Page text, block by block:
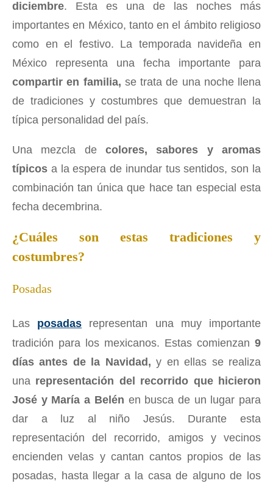
diciembre. Esta es una de las noches más
importantes en México, tanto en el ámbito religioso
como en el festivo. La temporada navideña en
México representa una fecha importante para
compartir en familia, se trata de una noche llena
de tradiciones y costumbres que demuestran la
típica personalidad del país.
Una mezcla de colores, sabores y aromas
típicos a la espera de inundar tus sentidos, son la
combinación tan única que hace tan especial esta
fecha decembrina.
¿Cuáles son estas tradiciones y
costumbres?
Posadas
Las posadas representan una muy importante
tradición para los mexicanos. Estas comienzan 9
días antes de la Navidad, y en ellas se realiza
una representación del recorrido que hicieron
José y María a Belén en busca de un lugar para
dar a luz al niño Jesús. Durante esta
representación del recorrido, amigos y vecinos
encienden velas y cantan cantos propios de las
posadas, hasta llegar a la casa de alguno de los